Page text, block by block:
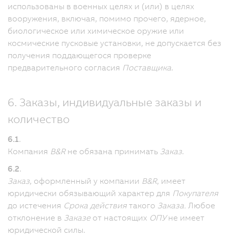
использованы в военных целях и (или) в целях
вооружения, включая, помимо прочего, ядерное,
биологическое или химическое оружие или
космические пусковые установки, не допускается без
получения поддающегося проверке
предварительного согласия Поставщика.
6. Заказы, индивидуальные заказы и
количество
6.1.
Компания B&Rне обязана принимать Заказ.
6.2.
Заказ, оформленный у компании B&R, имеет
юридически обязывающий характер для Покупателя
до истечения Срока действия такого Заказа. Любое
отклонение в Заказе от настоящих ОПУне имеет
юридической силы.